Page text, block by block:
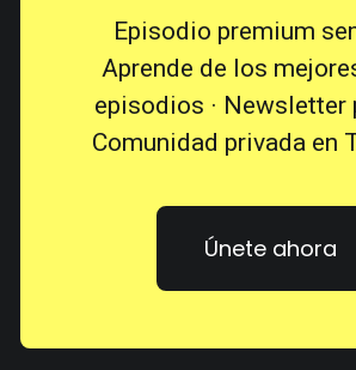
Episodio premium
Aprende de los
episodios · Newsletter
Comunidad privada en
Únete ahora